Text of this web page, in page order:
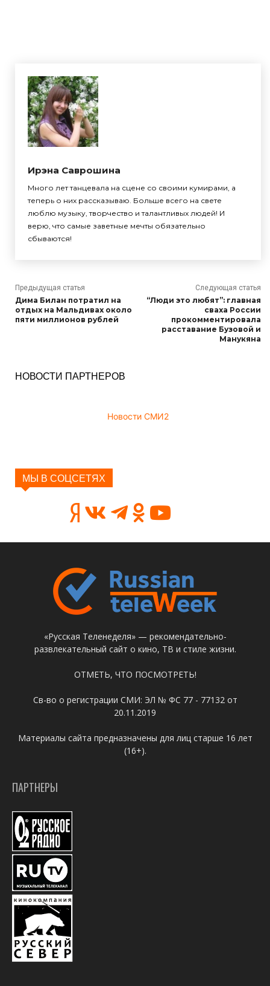
Ирэна Саврошина
Много лет танцевала на сцене со своими кумирами, а
теперь о них рассказываю. Больше всего на свете
люблю музыку, творчество и талантливых людей! И
верю, что самые заветные мечты обязательно
сбываются!
Предыдущая статья
Дима Билан потратил на
отдых на Мальдивах около
пяти миллионов рублей
Следующая статья
“Люди это любят”: главная
сваха России
прокомментировала
расставание Бузовой и
Манукяна
НОВОСТИ ПАРТНЕРОВ
Новости СМИ2
МЫ В СОЦСЕТЯХ
«Русская Теленеделя» — рекомендательно-
развлекательный сайт о кино, ТВ и стиле жизни.
ОТМЕТЬ, ЧТО ПОСМОТРЕТЬ!
Св-во о регистрации СМИ: ЭЛ № ФС 77 - 77132 от
20.11.2019
Материалы сайта предназначены для лиц старше 16 лет
(16+).
ПАРТНЕРЫ